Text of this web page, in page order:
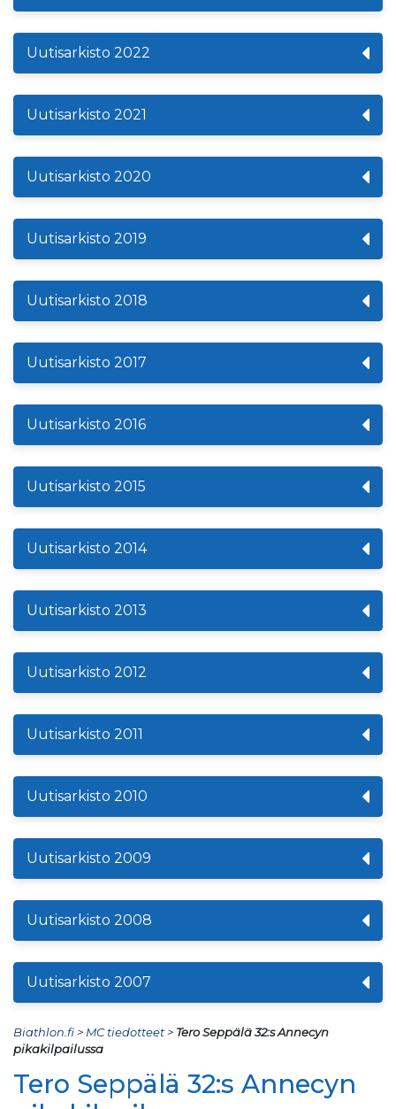
Uutisarkisto 2022
Uutisarkisto 2021
Uutisarkisto 2020
Uutisarkisto 2019
Uutisarkisto 2018
Uutisarkisto 2017
Uutisarkisto 2016
Uutisarkisto 2015
Uutisarkisto 2014
Uutisarkisto 2013
Uutisarkisto 2012
Uutisarkisto 2011
Uutisarkisto 2010
Uutisarkisto 2009
Uutisarkisto 2008
Uutisarkisto 2007
Biathlon.fi> MC tiedotteet> Tero Seppälä 32:s Annecyn
pikakilpailussa
Tero Seppälä 32:s Annecyn